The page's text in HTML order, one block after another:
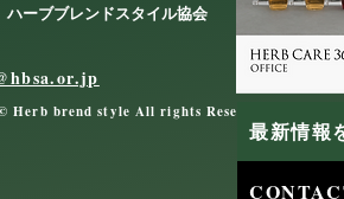
最新情報
ーブブレンドスタイル協会
Herb brend style All rights Reserved.